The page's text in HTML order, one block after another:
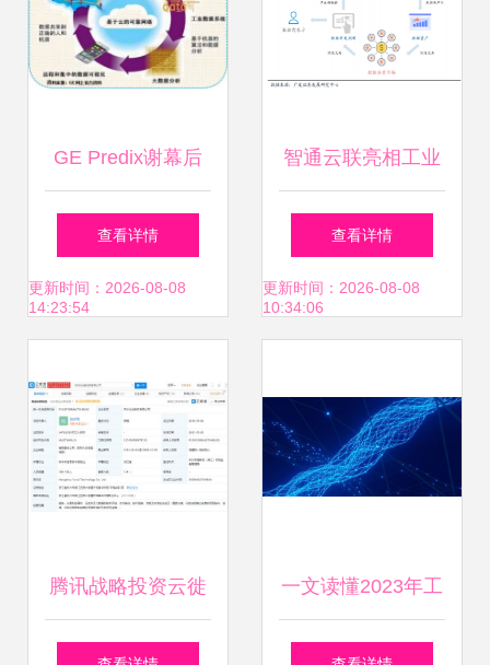
GE Predix谢幕后
的思考 工业互联网
数据服务的未来之
查看详情
更新时间：2026-08-08
14:23:54
智通云联亮相工业
互联网创新峰会，
凭借卓越数据服务
查看详情
更新时间：2026-08-08
10:34:06
腾讯战略投资云徙
科技，共拓企业级
一文读懂2023年工
业互联网数据服务